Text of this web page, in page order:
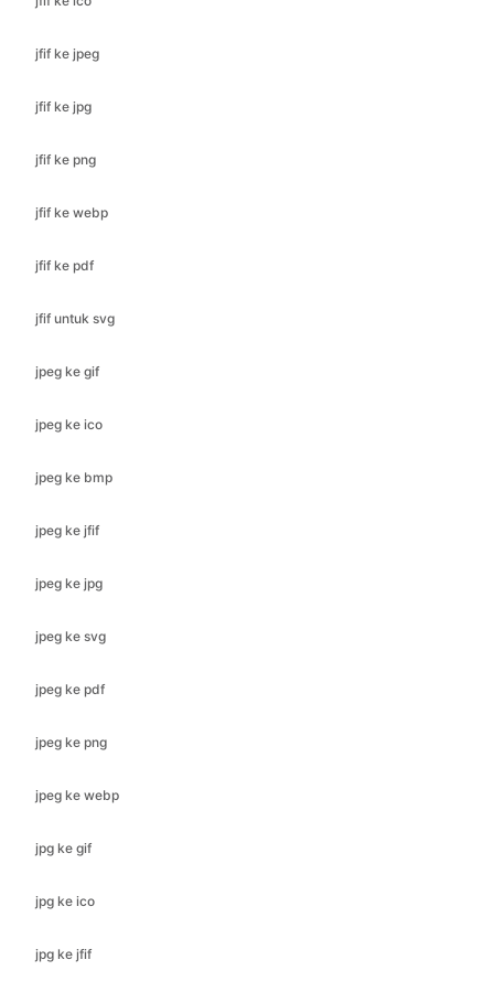
jfif ke jpg
jfif ke png
jfif ke webp
jfif ke pdf
jfif untuk svg
jpeg ke gif
jpeg ke ico
jpeg ke bmp
jpeg ke jfif
jpeg ke jpg
jpeg ke svg
jpeg ke pdf
jpeg ke png
jpeg ke webp
jpg ke gif
jpg ke ico
jpg ke jfif
jpg ke bmp
jpg ke svg